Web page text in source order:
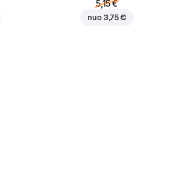
5,15 €
nuo 3,75 €